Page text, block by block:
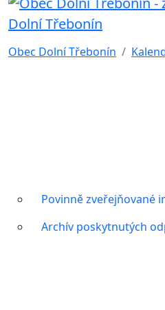
Dolní Třebonín
Obec Dolní Třebonín
Povinně zveřejňované
Archív poskytnutých